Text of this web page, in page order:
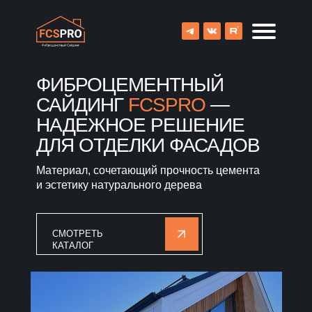
8 (800) 707-09-65
ФИБРОЦЕМЕНТНЫЙ
САЙДИНГFCSPRO —
НАДЕЖНОЕ РЕШЕНИЕ
ДЛЯ ОТДЕЛКИ ФАСАДОВ
Материал, сочетающий прочность цемента
и эстетику натурального дерева
СМОТРЕТЬ
КАТАЛОГ